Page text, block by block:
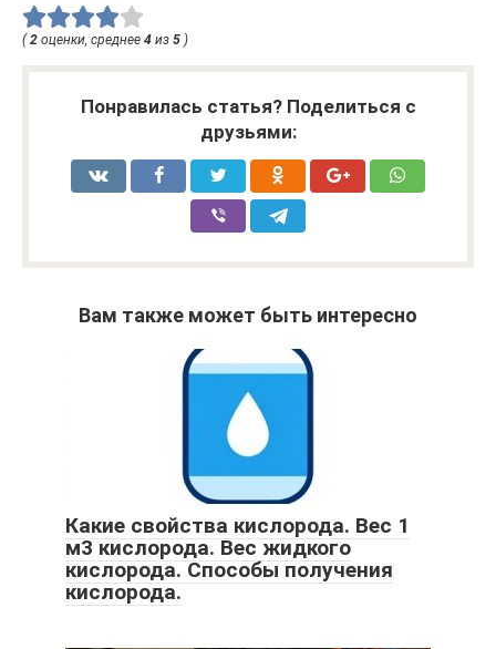
( 2 оценки, среднее 4 из 5 )
Понравилась статья? Поделиться с
друзьями:
Вам также может быть интересно
Какие свойства кислорода. Вес 1
м3 кислорода. Вес жидкого
кислорода. Способы получения
кислорода.